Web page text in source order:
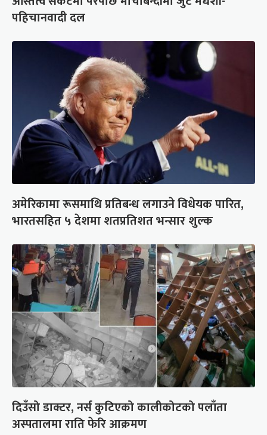
पहिचानवादी दल
अमेरिकामा रूसमाथि प्रतिबन्ध लगाउने विधेयक पारित,
भारतसहित ५ देशमा शतप्रतिशत भन्सार शुल्क
दिउँसो डाक्टर, नर्स कुटिएको कालीकोटको पलाँता
अस्पतालमा राति फेरि आक्रमण